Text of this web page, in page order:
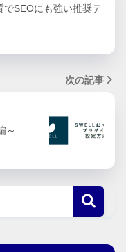
でSEOにも強い推奨テ
次の記事
～